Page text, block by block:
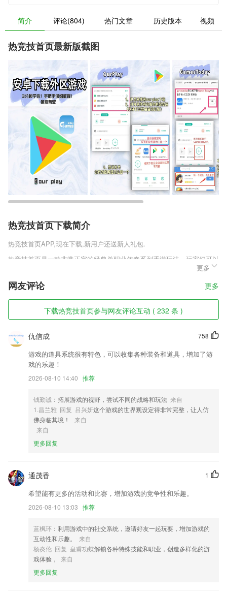
简介 评论(804) 热门文章 历史版本 视频
热竞技首页最新版截图
热竞技首页下载简介
热竞技首页APP,现在下载,新用户还送新人礼包.
热竞技首页是一款非常正宗的经典单职业传奇系列手游玩法，玩家们可以
享受到最经典的传奇玩法，玩家们可以选择到自己最喜爱的职业，用自己
的方式在这个全新的世界大陆中进行闯荡，带上你的小伙伴们一起组团抒
写一段属于自己的传奇人生之旅，享受游戏的快乐。
热竞技首页软件特色
1,三、好处：
2,配合网络摄像机和网络硬盘录像机硬件使用,操作起来非常简单
3,超全的功能及时的知晓，随时在线知晓不同的功能服务也会更省心。
4,为学员不定期免费推送公开课，提供海量实用技能学习课程，实用干
货，提升妥妥的。
6,【2】并有效地打通了从辅导员>院系>学工的三级管理壁垒，实现了22
65学生事务工作的一体化分级管理。
热竞技首页软件优势
2.：被学习难题挑战，需向学霸求助?拿手机拍照上传题目，学霸马上提
供答案详解。
3.，通过这个平台能够学习以及聆听到的口语均是纯正地道的，有这样的
4.】数学、英语、物理、化学、地理、生物等等科目，都可以有专业名师
为您辅导
5.打开题库就能迅速查阅到相关的试题内容
6.学生端可以投影在大屏幕，给学生展示2265手游网自己收集的材料，同
更多
网友评论 更多
下载热竞技首页参与网友评论互动 ( 232 条 )
758
仇信成
游戏的道具系统很有特色，可以收集各种装备和道具，增加了游
戏的乐趣！
2026-08-10 14:40 推荐
钱勤诚 ：拓展游戏的视野，尝试不同的战略和玩法 来自
1.昌兰雅 回复 吕兴妍这个游戏的世界观设定得非常完整，让人仿
佛身临其境！
来自
来自
更多回复
1
通茂香
希望能有更多的活动和比赛，增加游戏的竞争性和乐趣。
2026-08-10 13:03 推荐
蓝枫环 ：利用游戏中的社交系统，邀请好友一起玩耍，增加游戏的
互动性和乐趣。
来自
杨炎伦 回复 皇甫功蝶解锁各种特殊技能和职业，创造多样化的游
戏体验，
来自
更多回复